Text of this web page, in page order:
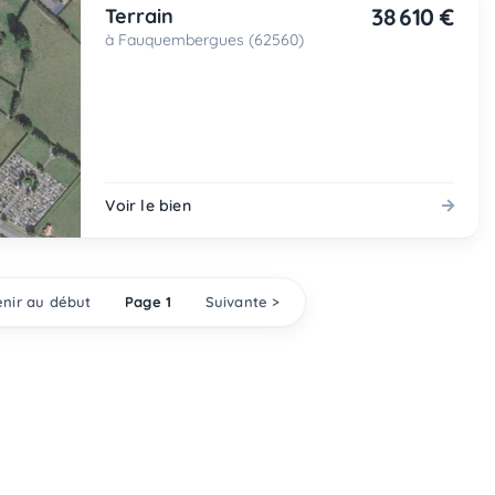
Terrain
à Fauquembergues (62560)
38 610 €
Voir le bien
au début Page 1 Suivante >